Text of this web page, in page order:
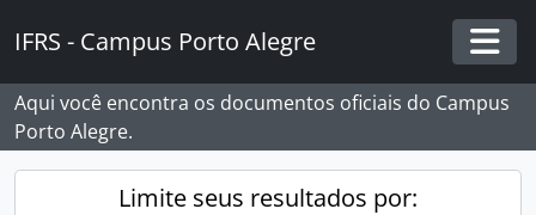
IFRS - Campus Porto Alegre
Aqui você encontra os documentos oficiais do Campus
Porto Alegre.
Limite seus resultados por: